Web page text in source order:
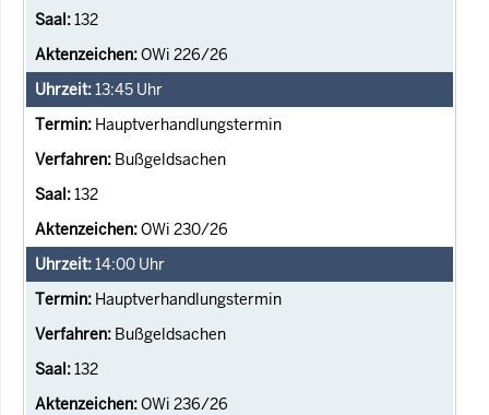
132
OWi 226/26
13:45 Uhr
Hauptverhandlungstermin
Bußgeldsachen
132
OWi 230/26
14:00 Uhr
Hauptverhandlungstermin
Bußgeldsachen
132
OWi 236/26